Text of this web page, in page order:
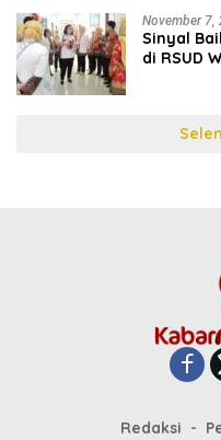
November 7,
Sinyal
di RSUD
Redaksi